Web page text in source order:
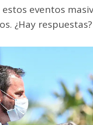
eventos
¿Hay